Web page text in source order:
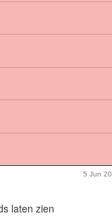
5 Jun
laten zien